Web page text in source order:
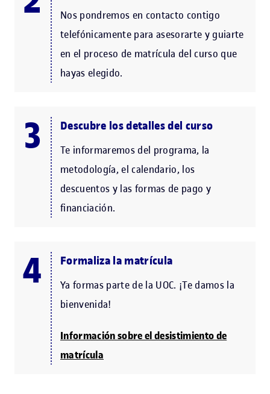
Nos pondremos en contacto contigo
telefónicamente para asesorarte y guiarte
en el proceso de matrícula del curso que
hayas elegido.
Descubre los detalles del curso
Te informaremos del programa, la
metodología, el calendario, los
descuentos y las formas de pago y
financiación.
Formaliza la matrícula
Ya formas parte de la UOC. ¡Te damos la
bienvenida!
Información sobre el desistimiento de
matrícula